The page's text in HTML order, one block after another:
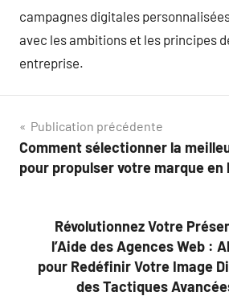
campagnes digitales
avec les ambitions et les principes
entreprise.
Navigation
de
Publication précédente
Comment sélectionner la
pour propulser votre marque en
Révolutionnez Votre
l’Aide des Agences Web :
pour Redéfinir Votre Image
des Tactiques